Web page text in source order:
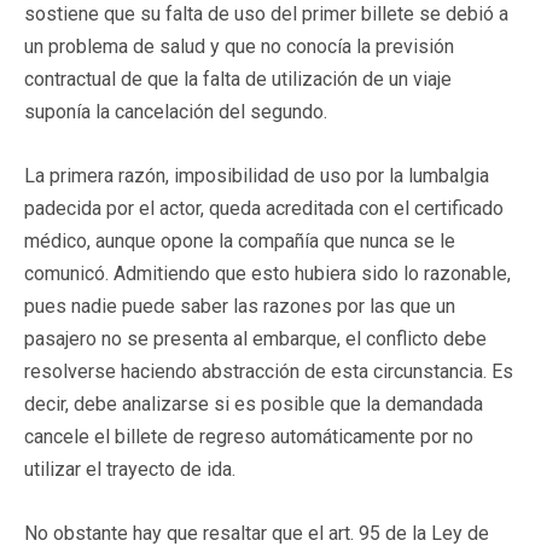
sostiene que su falta de uso del primer billete se debió a
un problema de salud y que no conocía la previsión
contractual de que la falta de utilización de un viaje
suponía la cancelación del segundo.
La primera razón, imposibilidad de uso por la lumbalgia
padecida por el actor, queda acreditada con el certificado
médico, aunque opone la compañía que nunca se le
comunicó. Admitiendo que esto hubiera sido lo razonable,
pues nadie puede saber las razones por las que un
pasajero no se presenta al embarque, el conflicto debe
resolverse haciendo abstracción de esta circunstancia. Es
decir, debe analizarse si es posible que la demandada
cancele el billete de regreso automáticamente por no
utilizar el trayecto de ida.
No obstante hay que resaltar que el art. 95 de la Ley de